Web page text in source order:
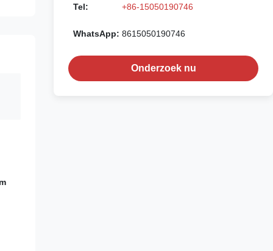
Tel: +86-15050190746
WhatsApp: 8615050190746
Onderzoek nu